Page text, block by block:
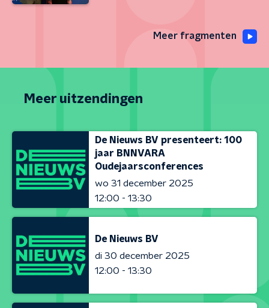
Meer fragmenten
Meer uitzendingen
De Nieuws BV presenteert: 100
jaar BNNVARA
Oudejaarsconferences
wo 31 december 2025
12:00 - 13:30
De Nieuws BV
di 30 december 2025
12:00 - 13:30